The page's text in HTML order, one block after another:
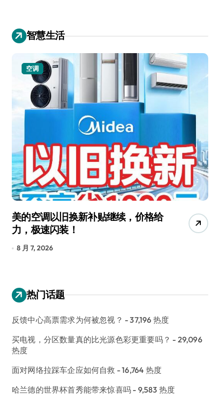
智慧生活
空调
美的空调以旧换新补贴继续，价格给
力，极速闪装！
8 月 7, 2026
热门话题
反馈中心高票需求为何被忽视？ - 37,196 热度
买电视，分区数量真的比光源色彩更重要吗？ - 29,096
热度
面对网络拉踩车企应如何自救 - 16,764 热度
哈兰德的世界杯首秀能带来惊喜吗 - 9,583 热度